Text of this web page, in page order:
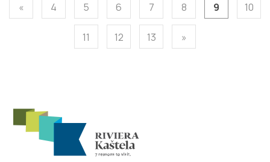
« 4 5 6 7 8 9 10
11 12 13 »